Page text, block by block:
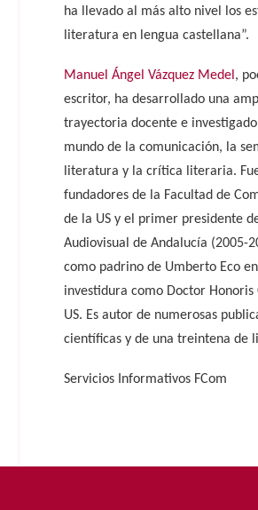
ha llevado al más alto nivel los
literatura en lengua castellana”.
Manuel Ángel Vázquez Medel ,
escritor, ha desarrollado una
trayectoria docente e
mundo de la comunicación, la
literatura y la crítica literaria.
fundadores de la Facultad de
de la US y el primer presidente
Audiovisual de Andalucía (2005-
como padrino de Umberto Eco
investidura como Doctor Honoris
US. Es autor de numerosas
científicas y de una treintena de
Servicios Informativos FCom